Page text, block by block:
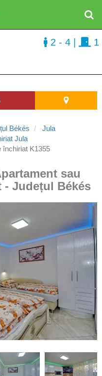
Békés
Jula
Jula
închiriat K1355
sau
- Județul Békés
2 - 4 1